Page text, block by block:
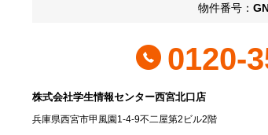
物件番号：
0120-
株式会社学生情報センター西宮北口店
兵庫県西宮市甲風園1-4-9不二屋第2ビル2階